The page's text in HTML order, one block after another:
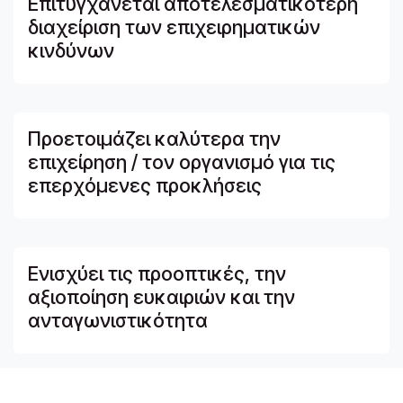
διαχείριση των επιχειρηματικών
κινδύνων
Προετοιμάζει καλύτερα την
επιχείρηση / τον οργανισμό για τις
επερχόμενες προκλήσεις
Ενισχύει τις προοπτικές, την
αξιοποίηση ευκαιριών και την
ανταγωνιστικότητα